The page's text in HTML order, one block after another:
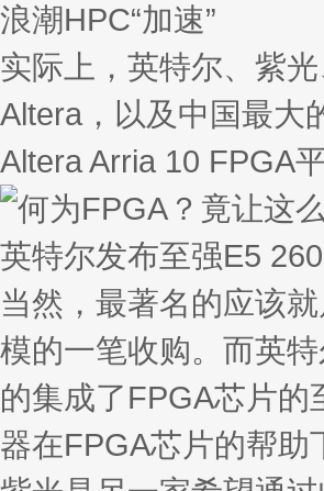
浪潮HPC“加速”
实际上，英特尔、紫
Altera，以及中国最大
Altera Arria 10 FPGA平
英特尔发布至强E5
当然，最著名的应该
模的一笔收购。而英
的集成了FPGA芯片
器在FPGA芯片的帮